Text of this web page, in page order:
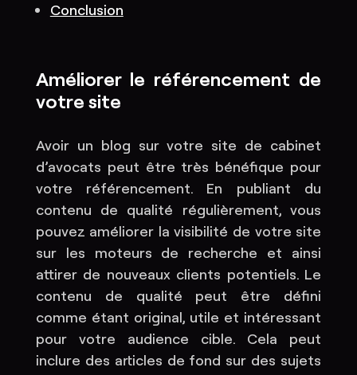
Conclusion
Améliorer le référencement de
votre site
Avoir un blog sur votre site de cabinet
d’avocats peut être très bénéfique pour
votre référencement. En publiant du
contenu de qualité régulièrement, vous
pouvez améliorer la visibilité de votre site
sur les moteurs de recherche et ainsi
attirer de nouveaux clients potentiels. Le
contenu de qualité peut être défini
comme étant original, utile et intéressant
pour votre audience cible. Cela peut
inclure des articles de fond sur des sujets